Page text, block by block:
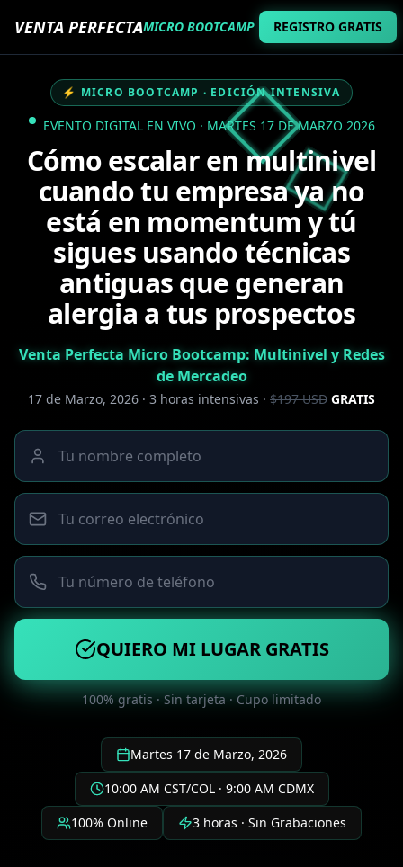
VENTA PERFECTAMICRO BOOTCAMP REGISTRO GRATIS
⚡ MICRO BOOTCAMP · EDICIÓN INTENSIVA
EVENTO DIGITAL EN VIVO · MARTES 17 DE MARZO 2026
Cómo escalar en multinivel
cuando tu empresa ya no
está en momentum y tú
sigues usando técnicas
antiguas que generan
alergia a tus prospectos
Venta Perfecta Micro Bootcamp: Multinivel y Redes
de Mercadeo
17 de Marzo, 2026 · 3 horas intensivas · $197 USD GRATIS
QUIERO MI LUGAR GRATIS
100% gratis · Sin tarjeta · Cupo limitado
Martes 17 de Marzo, 2026
10:00 AM CST/COL · 9:00 AM CDMX
100% Online
3 horas · Sin Grabaciones